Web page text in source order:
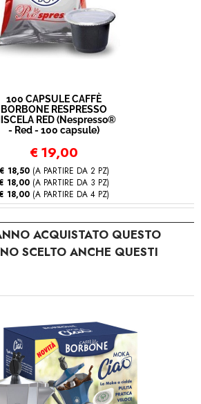
100 CAPSULE CAFFÈ
BORBONE RESPRESSO
RED (Nespresso®
- Red - 100 capsule)
€ 19,00
€ 18,50(A PARTIRE DA 2 PZ)
18,00 (A PARTIRE DA 3 PZ)
18,00 (A PARTIRE DA 4 PZ)
ACQUISTATO QUESTO
SCELTO ANCHE QUESTI